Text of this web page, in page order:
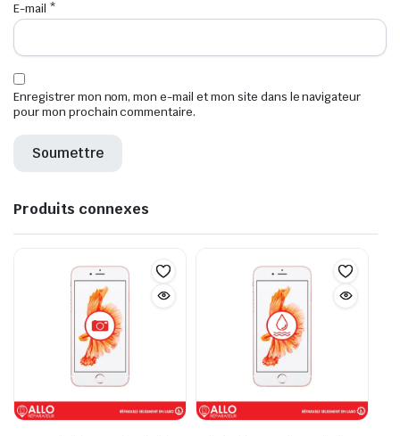
E-mail *
Enregistrer mon nom, mon e-mail et mon site dans le navigateur
pour mon prochain commentaire.
Produits connexes